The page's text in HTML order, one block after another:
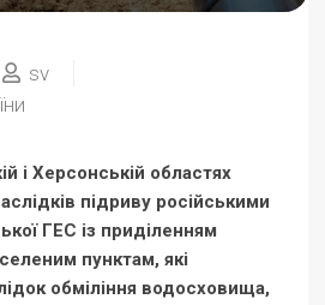
sv
і Херсонській областях
підриву російськими
ГЕС із приділенням
пунктам, які
обміління водосховища,